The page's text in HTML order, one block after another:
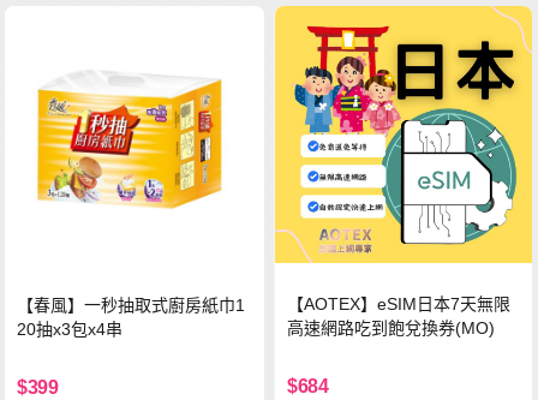
【春風】一秒抽取式廚房紙巾1
20抽x3包x4串
$399
【AOTEX】eSIM日本7天無限
高速網路吃到飽兌換券(MO)
$684